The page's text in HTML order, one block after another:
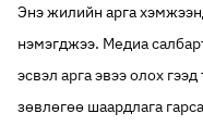
Энэ жилийн арга
нэмэгджээ. Медиа
эсвэл арга эвээ олох
зөвлөгөө шаардлага